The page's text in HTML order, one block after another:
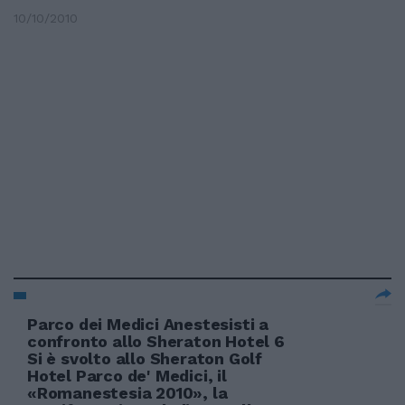
10/10/2010
Parco dei Medici Anestesisti a
confronto allo Sheraton Hotel 6
Si è svolto allo Sheraton Golf
Hotel Parco de' Medici, il
«Romanestesia 2010», la